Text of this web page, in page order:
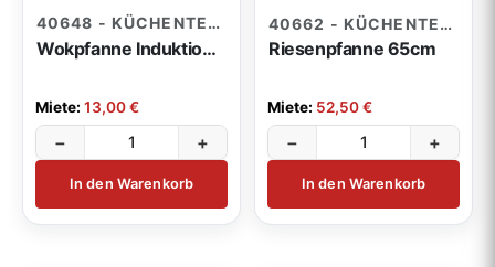
40648 - KÜCHENTECHNIK
Wokpfanne Induktion Edelstahl 5,2l 35cm
Miete:13,00 €
− +
In den Warenkorb
40662 - KÜCHENTECHNIK
Riesenpfanne 65cm
Miete: 52,50 €
− +
In den Warenkorb